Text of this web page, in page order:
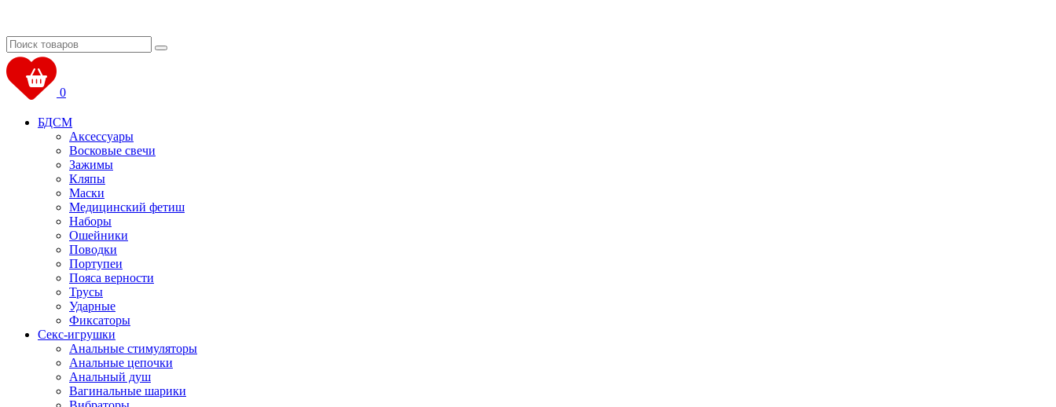
0
БДСМ
Аксессуары
Восковые свечи
Зажимы
Кляпы
Маски
Медицинский фетиш
Наборы
Ошейники
Поводки
Портупеи
Пояса верности
Трусы
Ударные
Фиксаторы
Секс-игрушки
Анальные стимуляторы
Анальные цепочки
Анальный душ
Вагинальные шарики